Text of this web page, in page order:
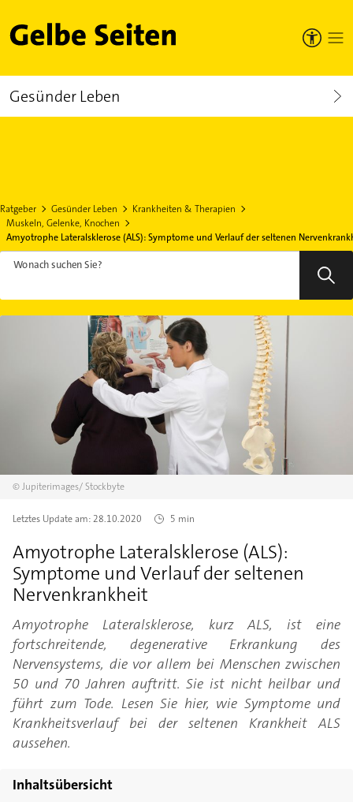
Gelbe Seiten
Gesünder Leben
Ratgeber Gesünder Leben
Krankheiten & Therapien
Muskeln, Gelenke, Knochen
Amyotrophe Lateralsklerose (ALS): Symptome und Verlauf der seltenen
Wonach suchen Sie?
©Jupiterimages/Stockbyte
Letztes Update am:28.10.2020 5 min
Amyotrophe Lateralsklerose (ALS):
Symptome und Verlauf der seltenen
Nervenkrankheit
Amyotrophe Lateralsklerose, kurz ALS, ist eine
fortschreitende, degenerative Erkrankung des
Nervensystems, die vor allem bei Menschen zwischen
50 und 70 Jahren auftritt. Sie ist nicht heilbar und
führt zum Tode. Lesen Sie hier, wie Symptome und
Krankheitsverlauf bei der seltenen Krankheit ALS
aussehen.
Inhaltsübersicht